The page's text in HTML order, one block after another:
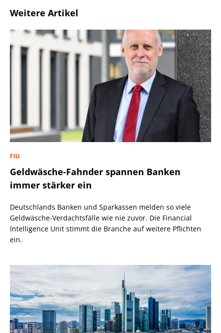
Weitere Artikel
FIU
Geldwäsche-Fahnder spannen Banken
immer stärker ein
Deutschlands Banken und Sparkassen melden so viele
Geldwäsche-Verdachtsfälle wie nie zuvor. Die Financial
Intelligence Unit stimmt die Branche auf weitere Pflichten
ein.